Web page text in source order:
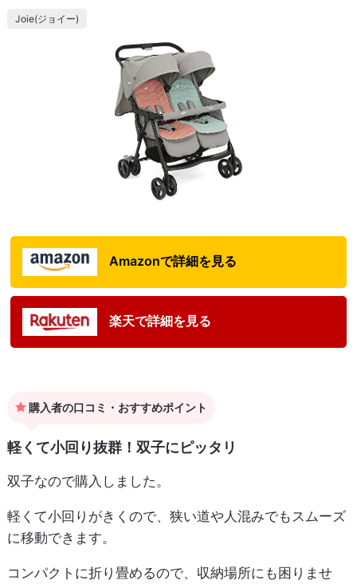
Joie(ジョイー)
Amazonで詳細を見る
楽天で詳細を見る
購入者の口コミ・おすすめポイント
軽くて小回り抜群！双子にピッタリ
双子なので購入しました。
軽くて小回りがきくので、狭い道や人混みでもスムーズ
に移動できます。
コンパクトに折り畳めるので、収納場所にも困りませ